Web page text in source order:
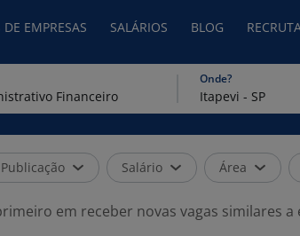
EMPRESAS SALÁRIOS BLOG
Onde?
Publicação Salário Área
em receber novas vagas similares a